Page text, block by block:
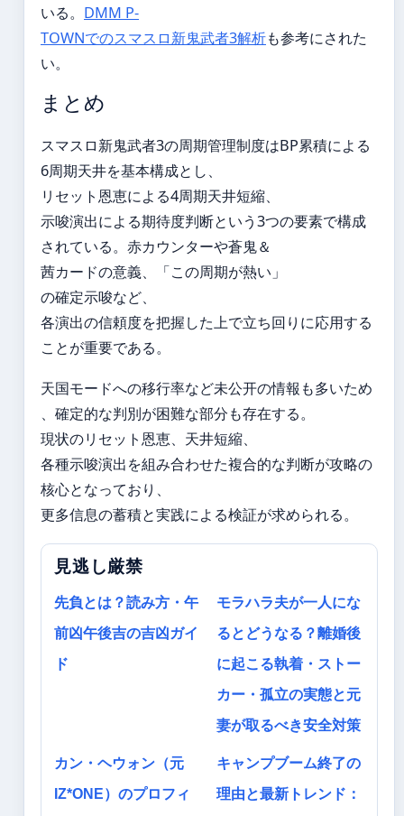
いる。 DMM P-
TOWNでのスマスロ新鬼武者3解析も参考にされた
い。
まとめ
スマスロ新鬼武者3の周期管理制度はBP累積による
6周期天井を基本構成とし、
リセット恩恵による4周期天井短縮、
示唆演出による期待度判断という3つの要素で構成
されている。赤カウンターや蒼鬼＆
茜カードの意義、「この周期が熱い」
の確定示唆など、
各演出の信頼度を把握した上で立ち回りに応用する
ことが重要である。
天国モードへの移行率など未公开の情報も多いため
、確定的な判別が困難な部分も存在する。
現状のリセット恩恵、天井短縮、
各種示唆演出を組み合わせた複合的な判断が攻略の
核心となっており、
更多信息の蓄積と実践による検証が求められる。
見逃し厳禁
先負とは？読み方・午
前凶午後吉の吉凶ガイ
ド
モラハラ夫が一人にな
るとどうなる？離婚後
に起こる執着・ストー
カー・孤立の実態と元
妻が取るべき安全対策
カン・ヘウォン（元
IZ*ONE）のプロフィ
キャンプブーム終了の
理由と最新トレンド：